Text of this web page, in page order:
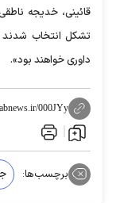
قائینی، خدیجه
تشکل انتخاب شدند
داوری خواهند بود».
000JYy
برچسب‌ها: